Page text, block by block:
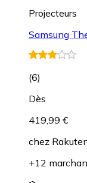
Projecteurs
Samsung
(6)
Dès
419,99 €
chez
+12